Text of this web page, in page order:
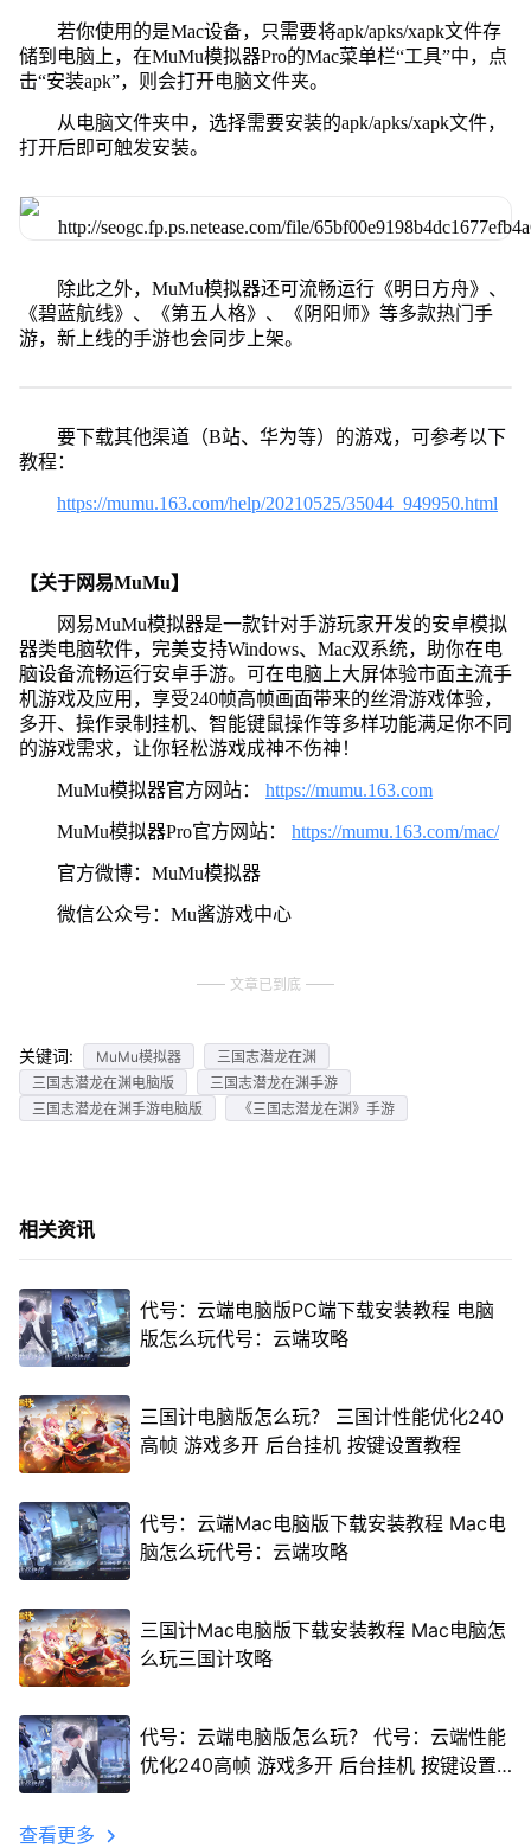
若你使用的是Mac设备，只需要将apk/apks/xapk文件存
储到电脑上，在MuMu模拟器Pro的Mac菜单栏“工具”中，点
击“安装apk”，则会打开电脑文件夹。
从电脑文件夹中，选择需要安装的apk/apks/xapk文件，
打开后即可触发安装。
除此之外，MuMu模拟器还可流畅运行《明日方舟》、
《碧蓝航线》、《第五人格》、《阴阳师》等多款热门手
游，新上线的手游也会同步上架。
要下载其他渠道（B站、华为等）的游戏，可参考以下
教程：
https://mumu.163.com/help/20210525/35044_949950.html
【关于网易MuMu】
网易MuMu模拟器是一款针对手游玩家开发的安卓模拟
器类电脑软件，完美支持Windows、Mac双系统，助你在电
脑设备流畅运行安卓手游。可在电脑上大屏体验市面主流手
机游戏及应用，享受240帧高帧画面带来的丝滑游戏体验，
多开、操作录制挂机、智能键鼠操作等多样功能满足你不同
的游戏需求，让你轻松游戏成神不伤神！
MuMu模拟器官方网站： https://mumu.163.com
MuMu模拟器Pro官方网站： https://mumu.163.com/mac/
官方微博：MuMu模拟器
微信公众号：Mu酱游戏中心
文章已到底
关键词: MuMu模拟器
三国志潜龙在渊
三国志潜龙在渊电脑版
三国志潜龙在渊手游
三国志潜龙在渊手游电脑版
《三国志潜龙在渊》手游
相关资讯
代号：云端电脑版PC端下载安装教程 电脑
版怎么玩代号：云端攻略
三国计电脑版怎么玩？ 三国计性能优化240
高帧 游戏多开 后台挂机 按键设置教程
代号：云端Mac电脑版下载安装教程 Mac电
脑怎么玩代号：云端攻略
三国计Mac电脑版下载安装教程 Mac电脑怎
么玩三国计攻略
代号：云端电脑版怎么玩？ 代号：云端性能
优化240高帧 游戏多开 后台挂机 按键设置
查看更多